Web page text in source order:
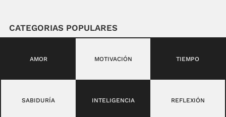
CATEGORIAS POPULARES
AMOR MOTIVACIÓN TIEMPO
SABIDURÍA INTELIGENCIA REFLEXIÓN